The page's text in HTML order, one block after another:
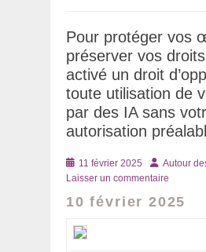
Pour protéger vos
préserver vos
activé un droit
toute utilisation de
par des IA sans
autorisation
Posté
le
11 février 2025 AuteurAutour
Laisser un commentaire
10 février 2025